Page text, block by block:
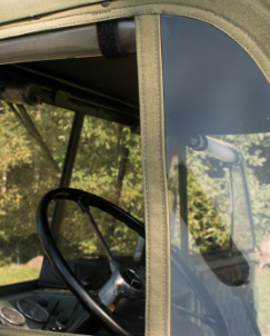
arrière
401, 2010
mit verbindung)